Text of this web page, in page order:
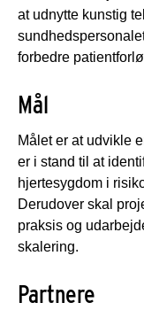
at udnytte kunstig
forbedre
Mål
Målet er at udvikle
er i stand til at
hjertesygdom i
Derudover skal
praksis og
skalering.
Partnere